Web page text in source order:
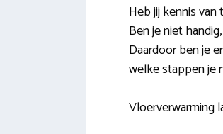
Heb jij kennis
Ben je niet
Daardoor ben je
welke stappen je
Vloerverwarming